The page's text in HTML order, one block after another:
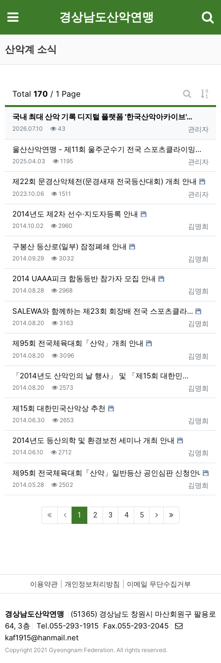
메뉴 경상남도산악연맹
산악계 소식
Total 170 / 1 Page
게시판 검
게
국내 최대 산악 기록 디지털 플랫폼 '한국산악아카이브'…
등록자
관리자
등록일
2026.07.10 조회
43
울산산악연맹 - 제11회 울주군수기 전국 스포츠클라이밍…
등록자
관리자
등록일
2025.04.03 조회
1195
제22회 문경산악체전(문경새재 전국등산대회) 개최 안내
등록자
관리자
등록일
2023.10.06 조회
1511
2014년도 제2차 선수·지도자등록 안내
등록자
김명희
등록일
2014.10.02 조회
2960
구봉산 등산로(일부) 잠정폐쇄 안내
등록자
김명희
등록일
2014.09.29 조회
3032
2014 UAAA피크 합동등반 참가자 모집 안내
등록자
김명희
등록일
2014.08.28 조회
2968
SALEWA와 함께하는 제23회 회장배 전국 스포츠클라…
등록자
김명희
등록일
2014.08.20 조회
3163
제95회 전국체육대회「산악」개최 안내
등록자
김명희
등록일
2014.08.20 조회
3096
「2014년도 산악인의 날 행사」 및 「제15회 대한민…
등록자
김명희
등록일
2014.08.20 조회
2573
제15회 대한민국산악상 추천
등록자
김명희
등록일
2014.06.30 조회
2653
2014년도 등산의학 및 환경보전 세미나 개최 안내
등록자
김명희
등록일
2014.06.10 조회
2712
제95회 전국체육대회「산악」일반등산 공인심판 신청안내
등록자
김명희
등록일
2014.05.28 조회
2502
1 (current)
2 3 4 5
이용약관 개인정보처리방침 이메일 무단수집거부
경상남도산악연맹
(51365) 경상남도 창원시 마산회원구 팔용로
64, 3층
Tel.055-293-1915 Fax.055-293-2045
kaf1915@hanmail.net
Copyright 2021 Gyeongnam Federation. All rights reserved.